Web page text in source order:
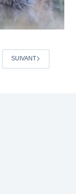
SUIVANT